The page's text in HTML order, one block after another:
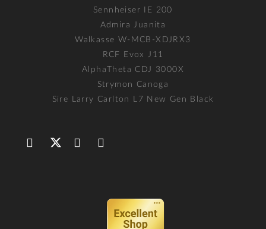
Sennheiser IE 200
Admira Juanita
Walkasse W-MCB-XDJRX3
RCF Evox J11
AlphaTheta CDJ 3000X
Strymon Canoga
Sire Larry Carlton L7 New Gen Black